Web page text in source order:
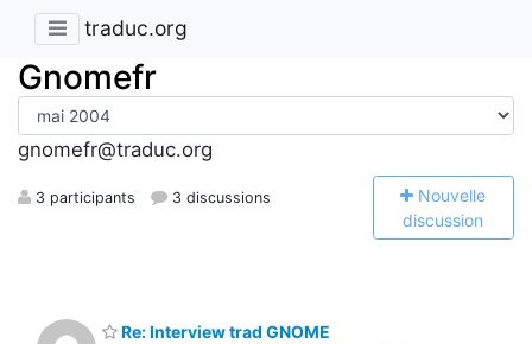
traduc.org
Gnomefr
gnomefr@traduc.org
3 participants 3 discussions Nouvelle
discussion
Re: Interview trad GNOME